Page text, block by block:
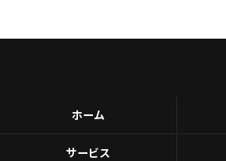
ホーム
サービス